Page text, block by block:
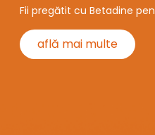
Fii pregătit cu Betadine
află mai multe